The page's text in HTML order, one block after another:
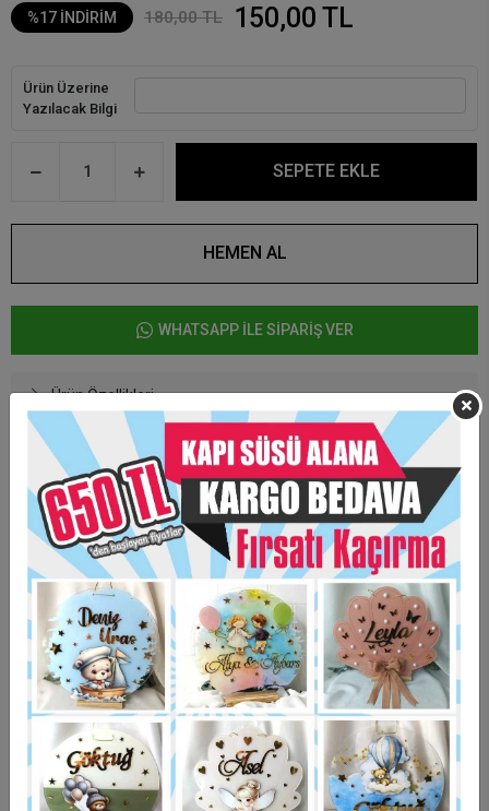
%17 İNDİRİM 180,00 TL 150,00 TL
Ürün Üzerine
Yazılacak Bilgi
SEPETE EKLE
HEMEN AL
WHATSAPP İLE SİPARİŞ VER
Ürün Özellikleri
Kişiye özel hazırlanmaktadır.
Kutusu ile gelmektedir.
Taksit Seçenekleri
Garanti Ve Teslimat
Hızlı Gönderi Güvenli Alışveriş İade ve Değişim